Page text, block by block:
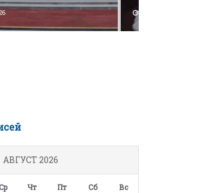
30.07.2026
АВГУСТ 2026
Чт Пт Сб Вс